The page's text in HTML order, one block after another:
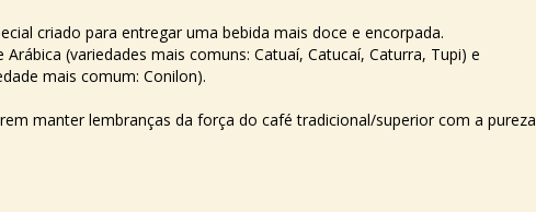
criado para entregar uma bebida mais doce e encorpada.
(variedades mais comuns: Catuaí, Catucaí, Caturra, Tupi) e
mais comum: Conilon).
manter lembranças da força do café tradicional/superior com a pureza